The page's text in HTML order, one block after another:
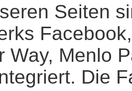
Seiten
Way, Menlo
Die